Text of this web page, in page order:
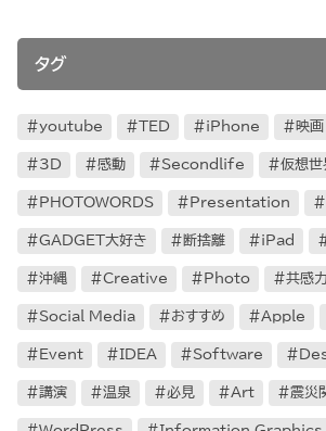
タグ
youtube TED iPhone 映画
3D 感動 Secondlife 仮想世
PHOTOWORDS Presentation
GADGET大好き 断捨離 iPad
沖縄 Creative Photo 共感力
Social Media おすすめ Apple
Event IDEA Software
講演 温泉 必見 Art 震災